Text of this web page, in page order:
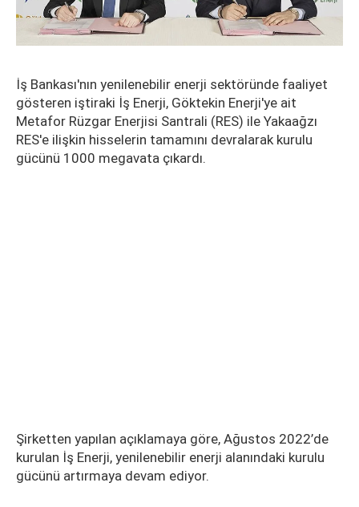
İş Bankası'nın yenilenebilir enerji sektöründe faaliyet
gösteren iştiraki İş Enerji, Göktekin Enerji'ye ait
Metafor Rüzgar Enerjisi Santrali (RES) ile Yakaağzı
RES'e ilişkin hisselerin tamamını devralarak kurulu
gücünü 1000 megavata çıkardı.
Şirketten yapılan açıklamaya göre, Ağustos 2022’de
kurulan İş Enerji, yenilenebilir enerji alanındaki kurulu
gücünü artırmaya devam ediyor.